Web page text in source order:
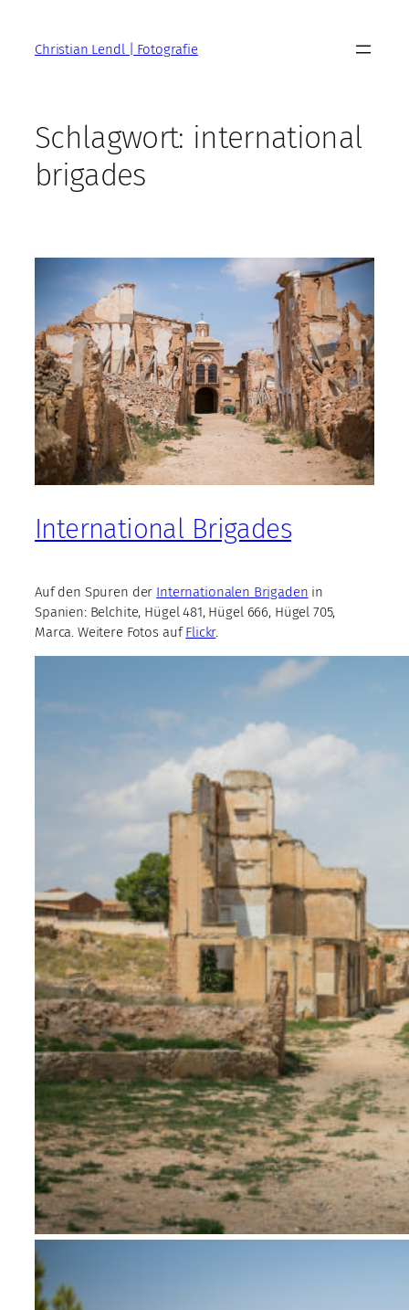
springenChristian Lendl | Fotografie
Schlagwort: international
brigades
International Brigades
Auf den Spuren der Internationalen Brigaden in
Spanien: Belchite, Hügel 481, Hügel 666, Hügel 705,
Marca. Weitere Fotos aufFlickr.